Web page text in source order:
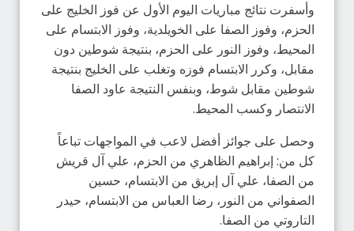
وأسفرت نتائج مباريات اليوم الأول عن فوز الخليج على
الحزم، وفوز الصفا على الخويلدية، وفوز الابتسام على
المحيط، وفوز النور على الحزم، بنتيجة شوطين دون
مقابل، وكرر الابتسام فوزه وتغلب على الخليج بنتيجة
شوطين مقابل شوط، وبنفس النتيجة عاود الصفا
الانتصار وكسب المحيط.
وحصل على جوائز أفضل لاعب في المواجهات تباعاً
كل من: إبراهيم الظاهري من الحزم، علي آل قريش
من الصفا، علي آل إبريق من الابتسام، حسين
الصفواني من النور، رضا العباس من الابتسام، حيدر
التاروتي من الصفا.